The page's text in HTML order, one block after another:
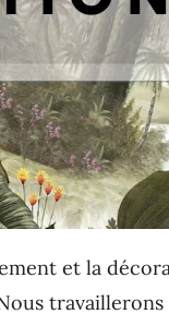
et la
travaillerons